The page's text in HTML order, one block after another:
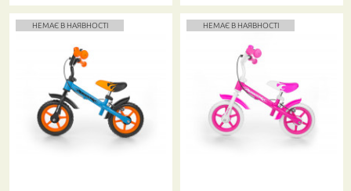
НЕМАЄ В НАЯВНОСТІ НЕМАЄ В НАЯВНОСТІ